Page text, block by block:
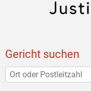
Gericht suchen